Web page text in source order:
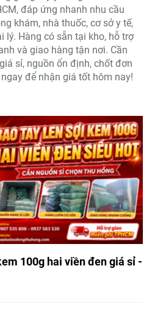
đáp ứng nhanh nhu cầu
khám, nhà thuốc, cơ sở y tế,
lý. Hàng có sẵn tại kho, hỗ trợ
và giao hàng tận nơi. Cần
sỉ, nguồn ổn định, chốt đơn
để nhận giá tốt hôm nay!
100g hai viền đen giá sỉ -